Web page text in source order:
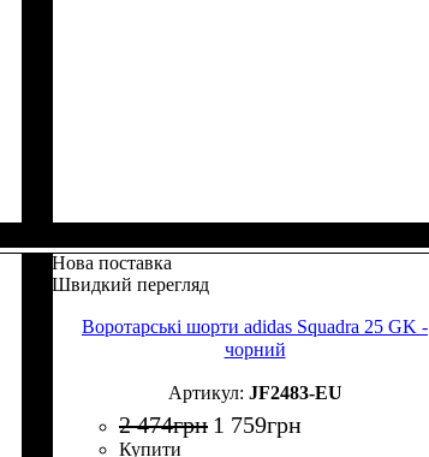
Нова поставка
Швидкий перегляд
Воротарські шорти adidas Squadra 25 GK -
чорний
JF2483-EU
2 474грн 1 759грн
Купити